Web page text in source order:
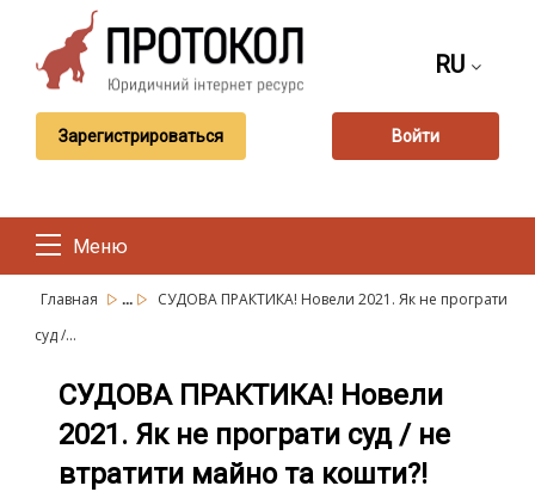
RU
Зарегистрироваться Войти
Меню
Главная ...
СУДОВА ПРАКТИКА! Новели 2021. Як не програти
суд /...
СУДОВА ПРАКТИКА! Новели
2021. Як не програти суд / не
втратити майно та кошти?!